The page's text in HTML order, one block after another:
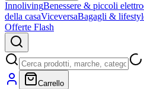
InnolivingBenessere & piccoli
della casaViceversaBagagli &
Offerte Flash
Carrello